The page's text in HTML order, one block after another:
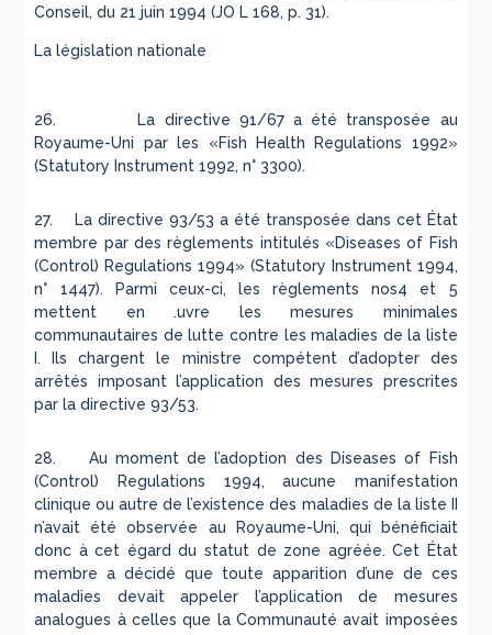
Conseil, du 21 juin 1994 (JO L 168, p. 31).
La législation nationale
26. La directive 91/67 a été transposée au
Royaume-Uni par les «Fish Health Regulations 1992»
(Statutory Instrument 1992, n° 3300).
27. La directive 93/53 a été transposée dans cet État
membre par des règlements intitulés «Diseases of Fish
(Control) Regulations 1994» (Statutory Instrument 1994,
n° 1447). Parmi ceux-ci, les règlements nos4 et 5
mettent en .uvre les mesures minimales
communautaires de lutte contre les maladies de la liste
I. Ils chargent le ministre compétent d’adopter des
arrêtés imposant l’application des mesures prescrites
par la directive 93/53.
28. Au moment de l’adoption des Diseases of Fish
(Control) Regulations 1994, aucune manifestation
clinique ou autre de l’existence des maladies de la liste II
n’avait été observée au Royaume-Uni, qui bénéficiait
donc à cet égard du statut de zone agréée. Cet État
membre a décidé que toute apparition d’une de ces
maladies devait appeler l’application de mesures
analogues à celles que la Communauté avait imposées